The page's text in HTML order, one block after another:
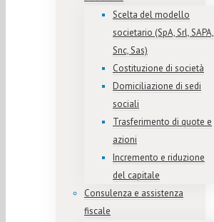
Scelta del modello
societario (SpA, Srl, SAPA,
Snc, Sas)
Costituzione di società
Domiciliazione di sedi
sociali
Trasferimento di quote e
azioni
Incremento e riduzione
del capitale
Consulenza e assistenza
fiscale